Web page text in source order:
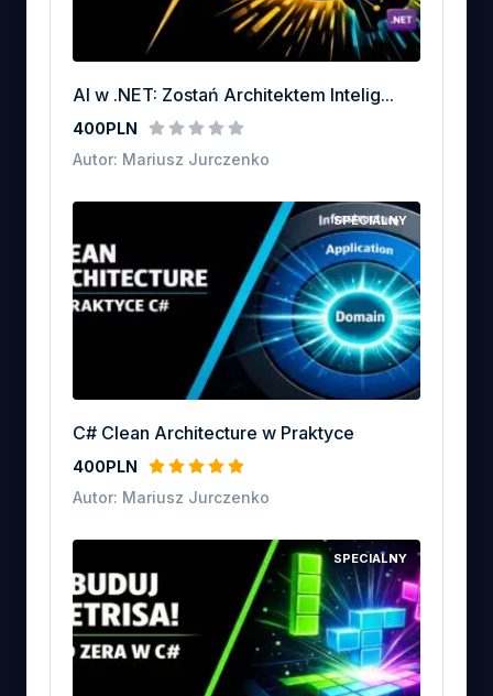
AI w .NET: Zostań Architektem Intelig...
400PLN
Autor: Mariusz Jurczenko
SPECIALNY
C# Clean Architecture w Praktyce
400PLN
Autor: Mariusz Jurczenko
SPECIALNY